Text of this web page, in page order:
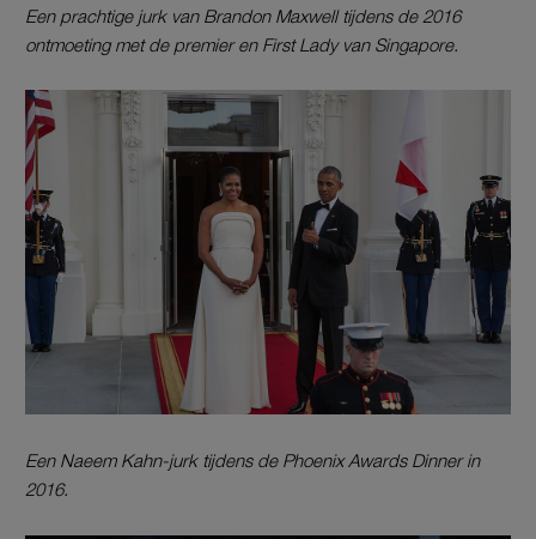
Een prachtige jurk van Brandon Maxwell tijdens de 2016
ontmoeting met de premier en First Lady van Singapore.
Een Naeem Kahn-jurk tijdens de Phoenix Awards Dinner in
2016.